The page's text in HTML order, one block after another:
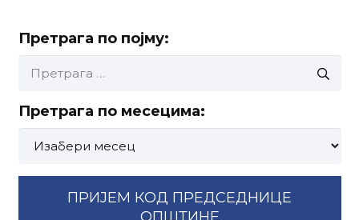
Претрага по појму:
за:
Претрага по месецима:
месецима:
ПРИЈЕМ КОД ПРЕДСЕДНИЦЕ